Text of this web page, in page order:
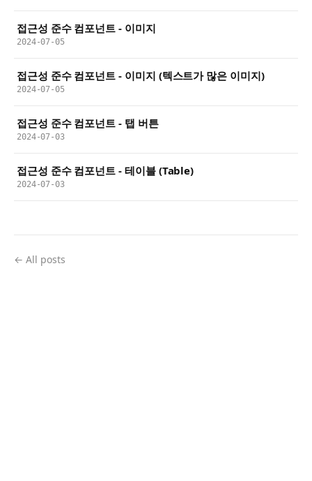
접근성 준수 컴포넌트 - 이미지
2024-07-05
접근성 준수 컴포넌트 - 이미지 (텍스트가 많은 이미지)
2024-07-05
접근성 준수 컴포넌트 - 탭 버튼
2024-07-03
접근성 준수 컴포넌트 - 테이블 (Table)
2024-07-03
← All posts